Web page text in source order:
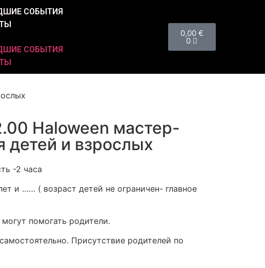
СОБЫТИЯ
СОБЫТИЯ
0,00 €
0
Haloween мастер-
детей и взрослых
-2 часа
и …… ( возраст детей не ограничен- главное
помогать родители.
Присутствие родителей по